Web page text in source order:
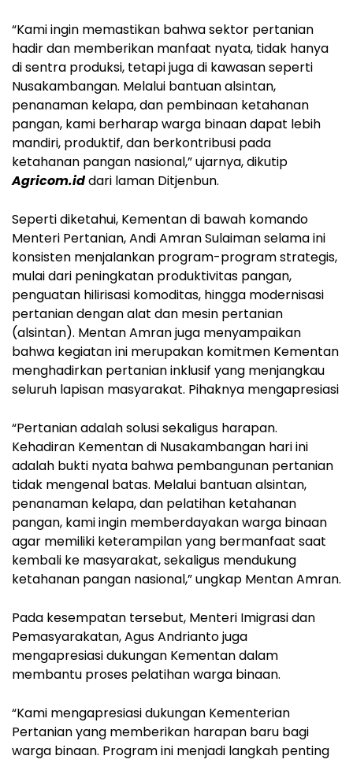
“Kami ingin memastikan bahwa sektor pertanian
hadir dan memberikan manfaat nyata, tidak hanya
di sentra produksi, tetapi juga di kawasan seperti
Nusakambangan. Melalui bantuan alsintan,
penanaman kelapa, dan pembinaan ketahanan
pangan, kami berharap warga binaan dapat lebih
mandiri, produktif, dan berkontribusi pada
ketahanan pangan nasional,” ujarnya, dikutip
Agricom.iddari laman Ditjenbun.
Seperti diketahui, Kementan di bawah komando
Menteri Pertanian, Andi Amran Sulaiman selama ini
konsisten menjalankan program-program strategis,
mulai dari peningkatan produktivitas pangan,
penguatan hilirisasi komoditas, hingga modernisasi
pertanian dengan alat dan mesin pertanian
(alsintan). Mentan Amran juga menyampaikan
bahwa kegiatan ini merupakan komitmen Kementan
menghadirkan pertanian inklusif yang menjangkau
seluruh lapisan masyarakat. Pihaknya mengapresiasi
“Pertanian adalah solusi sekaligus harapan.
Kehadiran Kementan di Nusakambangan hari ini
adalah bukti nyata bahwa pembangunan pertanian
tidak mengenal batas. Melalui bantuan alsintan,
penanaman kelapa, dan pelatihan ketahanan
pangan, kami ingin memberdayakan warga binaan
agar memiliki keterampilan yang bermanfaat saat
kembali ke masyarakat, sekaligus mendukung
ketahanan pangan nasional,” ungkap Mentan Amran.
Pada kesempatan tersebut, Menteri Imigrasi dan
Pemasyarakatan, Agus Andrianto juga
mengapresiasi dukungan Kementan dalam
membantu proses pelatihan warga binaan.
“Kami mengapresiasi dukungan Kementerian
Pertanian yang memberikan harapan baru bagi
warga binaan. Program ini menjadi langkah penting